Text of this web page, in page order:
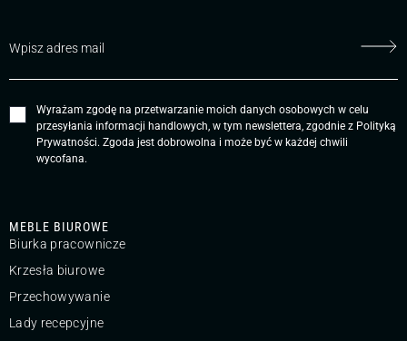
MEBLE BIUROWE
Biurka pracownicze
Krzesła biurowe
Przechowywanie
Lady recepcyjne
Wyrażam zgodę na przetwarzanie moich danych osobowych w celu
przesyłania informacji handlowych, w tym newslettera, zgodnie z Polityką
Prywatności. Zgoda jest dobrowolna i może być w każdej chwili
wycofana.